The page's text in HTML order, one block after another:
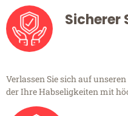
Sicherer
Verlassen Sie sich auf
der Ihre Habseligkeiten mit